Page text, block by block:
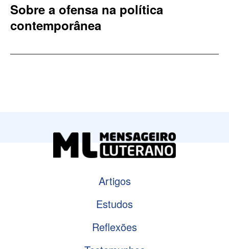
Sobre a ofensa na política
contemporânea
Artigos
Estudos
Reflexões